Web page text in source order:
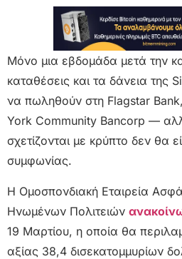
Μόνο μια εβδομάδα μετά την
καταθέσεις και τα δάνεια της
να πωληθούν στη Flagstar
York Community Bancorp —
σχετίζονται με κρύπτο δεν θα
συμφωνίας.
Η Ομοσπονδιακή Εταιρεία
Ηνωμένων Πολιτειών
19 Μαρτίου, η οποία θα
αξίας 38,4 δισεκατομμυρίων